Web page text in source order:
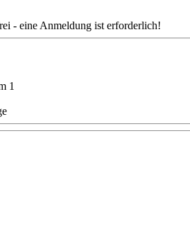
- eine Anmeldung ist erforderlich!
1